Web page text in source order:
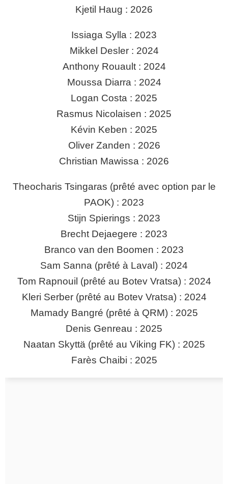
Kjetil Haug : 2026
Issiaga Sylla : 2023
Mikkel Desler : 2024
Anthony Rouault : 2024
Moussa Diarra : 2024
Logan Costa : 2025
Rasmus Nicolaisen : 2025
Kévin Keben : 2025
Oliver Zanden : 2026
Christian Mawissa : 2026
Theocharis Tsingaras (prêté avec option par le
PAOK) : 2023
Stijn Spierings : 2023
Brecht Dejaegere : 2023
Branco van den Boomen : 2023
Sam Sanna (prêté à Laval) : 2024
Tom Rapnouil (prêté au Botev Vratsa) : 2024
Kleri Serber (prêté au Botev Vratsa) : 2024
Mamady Bangré (prêté à QRM) : 2025
Denis Genreau : 2025
Naatan Skyttä (prêté au Viking FK) : 2025
Farès Chaibi : 2025